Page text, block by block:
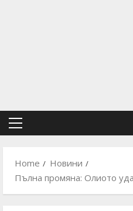
Primary
Home
Новини
Пълна промяна: Олиото